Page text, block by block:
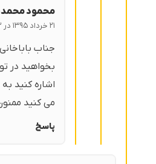
محمود
۲۱ خرداد ۱۳۹۵ در ۴:۳۲ بعد از ظهر
جناب
بخواهید در
اشاره کنید
می کنید
پاسخ